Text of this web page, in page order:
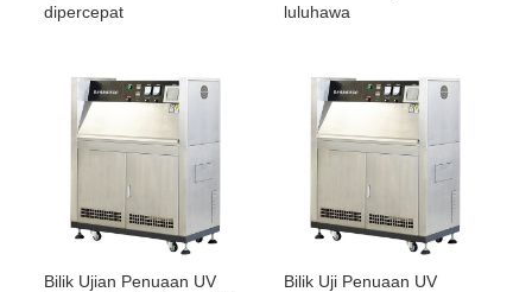
dipercepat
luluhawa
Bilik Ujian Penuaan UV
Bilik Uji Penuaan UV